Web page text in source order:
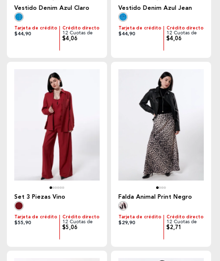
Vestido Denim Azul Claro
Tarjeta de crédito
$44,90
Crédito directo
12 Cuotas de
$4,06
Vestido Denim Azul Jean
Tarjeta de crédito
$44,90
Crédito directo
12 Cuotas de
$4,06
Set 3 Piezas Vino
Tarjeta de crédito
$55,90
Crédito directo
12 Cuotas de
$5,06
Falda Animal Print Negro
Tarjeta de crédito
$29,90
Crédito directo
12 Cuotas de
$2,71